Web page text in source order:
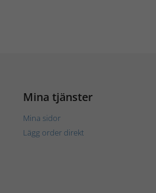
Mina tjänster
Mina sidor
Lägg order direkt